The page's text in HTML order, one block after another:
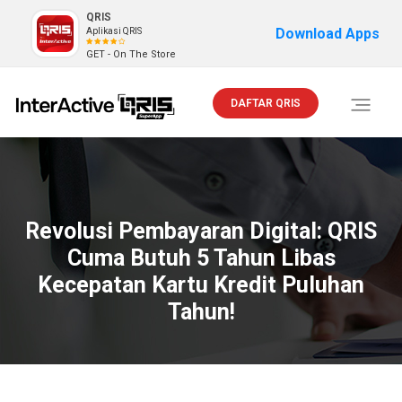
QRIS
Aplikasi QRIS
GET - On The Store
Download Apps
Toggle
DAFTAR QRIS
Revolusi Pembayaran Digital: QRIS
Cuma Butuh 5 Tahun Libas
Kecepatan Kartu Kredit Puluhan
Tahun!